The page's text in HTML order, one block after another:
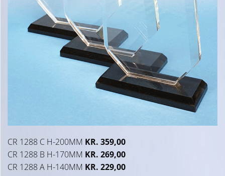
CR 1288 C H-200MM KR. 359,00
CR 1288 B H-170MM KR. 269,00
CR 1288 A H-140MM KR. 229,00